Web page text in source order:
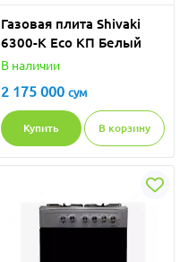
Газовая плита Shivaki
6300-K Eco КП Белый
В наличии
2 175 000 сум
Купить В корзину